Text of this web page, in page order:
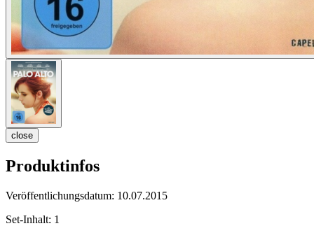
close
Produktinfos
Veröffentlichungsdatum: 10.07.2015
Set-Inhalt: 1